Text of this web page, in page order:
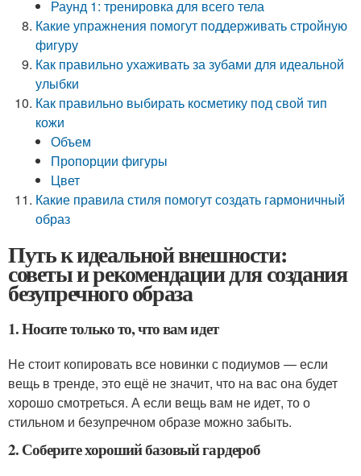
Раунд 1: тренировка для всего тела
Какие упражнения помогут поддерживать стройную
фигуру
Как правильно ухаживать за зубами для идеальной
улыбки
Как правильно выбирать косметику под свой тип
кожи
Объем
Пропорции фигуры
Цвет
Какие правила стиля помогут создать гармоничный
образ
Путь к идеальной внешности:
советы и рекомендации для создания
безупречного образа
1. Носите только то, что вам идет
Не стоит копировать все новинки с подиумов — если
вещь в тренде, это ещё не значит, что на вас она будет
хорошо смотреться. А если вещь вам не идет, то о
стильном и безупречном образе можно забыть.
2. Соберите хороший базовый гардероб